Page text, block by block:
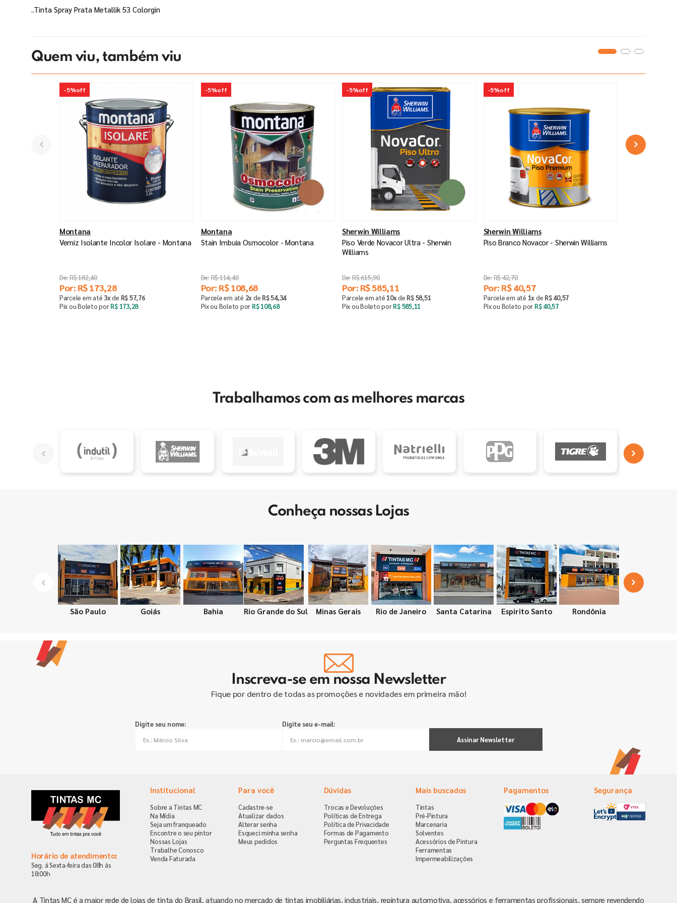
..Tinta Spray Prata Metallik 53 Colorgin
Quem viu, também viu
-5%off
Montana
Verniz Isolante Incolor Isolare - Montana
R$182,40
Por: R$173,28
Parcele em até 3xde R$57,76
Pix ou Boleto porR$ 173,28
-5%off
Montana
Stain Imbuia Osmocolor - Montana
R$114,40
Por: R$ 108,68
Parcele em até 2xde R$54,34
Pix ou Boleto por R$ 108,68
-5%off
Sherwin Williams
Piso Verde Novacor Ultra - Sherwin
Williams
R$615,90
Por: R$585,11
Parcele em até 10xde R$58,51
Pix ou Boleto porR$585,11
-5%off
Sherwin Williams
Piso Branco Novacor - Sherwin Williams
R$42,70
Por: R$ 40,57
Parcele em até 1xde R$ 40,57
Pix ou Boleto por R$ 40,57
Trabalhamos com as melhores marcas
Conheça nossas Lojas
São Paulo Goiás Bahia Rio Grande do Sul Minas Gerais Rio de Janeiro Santa Catarina Espirito Santo Rondônia
Inscreva-se em nossa Newsletter
Fique por dentro de todas as promoções e novidades em primeira mão!
Digite seu nome:
Digite seu e-mail:
Assinar Newsletter
Horário de atendimento:
Seg. á Sexta-feira das 08h ás
18:00h
Institucional
Sobre a Tintas MC
Na Mídia
Seja um franqueado
Encontre o seu pintor
Nossas Lojas
Trabalhe Conosco
Venda Faturada
Para você
Cadastre-se
Atualizar dados
Alterar senha
Esqueci minha senha
Meus pedidos
Dúvidas
Trocas e Devoluções
Políticas de Entrega
Política de Privacidade
Formas de Pagamento
Perguntas Frequentes
Mais buscados
Tintas
Pré-Pintura
Marcenaria
Solventes
Acessórios de Pintura
Ferramentas
Impermeabilizações
Pagamentos Segurança
A Tintas MC é a maior rede de lojas de tinta do Brasil, atuando no mercado de tintas imobiliárias, industriais, repintura automotiva, acessórios e ferramentas profissionais, sempre revendendo